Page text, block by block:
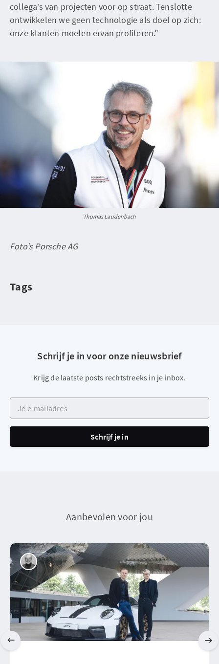
collega’s van projecten voor op straat. Tenslotte
ontwikkelen we geen technologie als doel op zich:
onze klanten moeten ervan profiteren.”
Thomas Laudenbach
Foto's Porsche AG
Tags
Schrijf je in voor onze nieuwsbrief
Krijg de laatste posts rechtstreeks in je inbox.
Je e-mailadres
Schrijf je in
Aanbevolen voor jou